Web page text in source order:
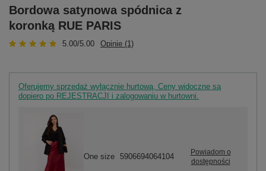
Bordowa satynowa spódnica z
koronką RUE PARIS
5.00/5.00 Opinie (1)
Oferujemy sprzedaż wyłącznie hurtową. Ceny widoczne są
dopiero po REJESTRACJI i zalogowaniu w hurtowni.
One size 5906694064104
Powiadom o
dostępności